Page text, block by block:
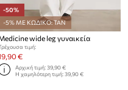
-50%
-5% ΜΕ ΚΩΔΙΚΟ: TAN
wide leg γυναικεία
τιμή:
€
Αρχική τιμή:39,90 €
Η χαμηλότερη τιμή:39,90 €